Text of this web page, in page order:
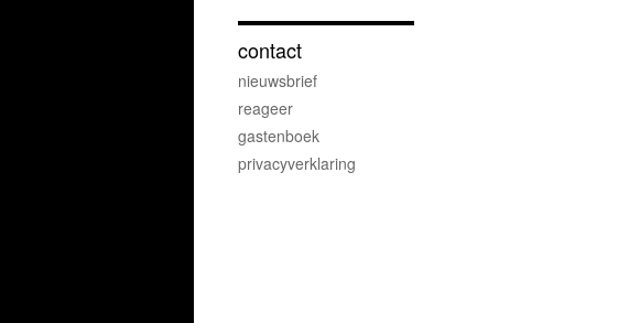
contact
nieuwsbrief
reageer
gastenboek
privacyverklaring